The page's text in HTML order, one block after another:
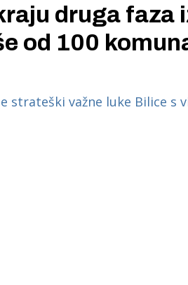
druga faza
od 100